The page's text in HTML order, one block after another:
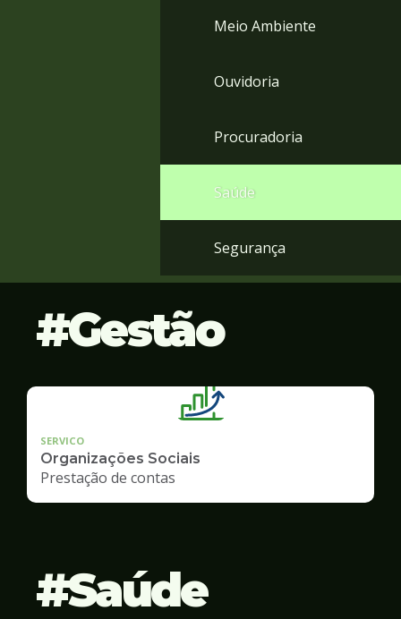
Meio Ambiente
Ouvidoria
Procuradoria
Saúde
Segurança
Gestão
SERVICO
Organizações Sociais
Prestação de contas
Saúde